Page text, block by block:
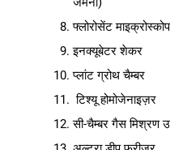
फ्लोरोसेंट
इनक्यूबेटर शेकर
प्लांट ग्रोथ चैम्बर
टिश्यू होमोजेनाइज़र
सी-चैम्बर गैस मिश्रण